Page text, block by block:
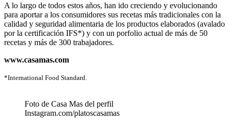
A lo largo de todos estos años, han ido creciendo y evolucionando
para aportar a los consumidores sus recetas más tradicionales con la
calidad y seguridad alimentaria de los productos elaborados (avalado
por la certificación IFS*) y con un porfolio actual de más de 50
recetas y más de 300 trabajadores.
www.casamas.com
*International Food Standard.
Foto de Casa Mas del perfil
Instagram.com/platoscasamas